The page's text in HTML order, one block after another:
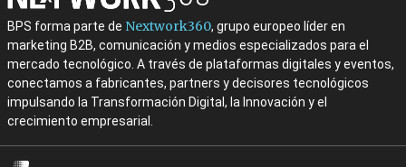
BPS forma parte de Nextwork360, grupo europeo líder en
marketing B2B, comunicación y medios especializados para el
mercado tecnológico. A través de plataformas digitales y eventos,
conectamos a fabricantes, partners y decisores tecnológicos
impulsando la Transformación Digital, la Innovación y el
crecimiento empresarial.